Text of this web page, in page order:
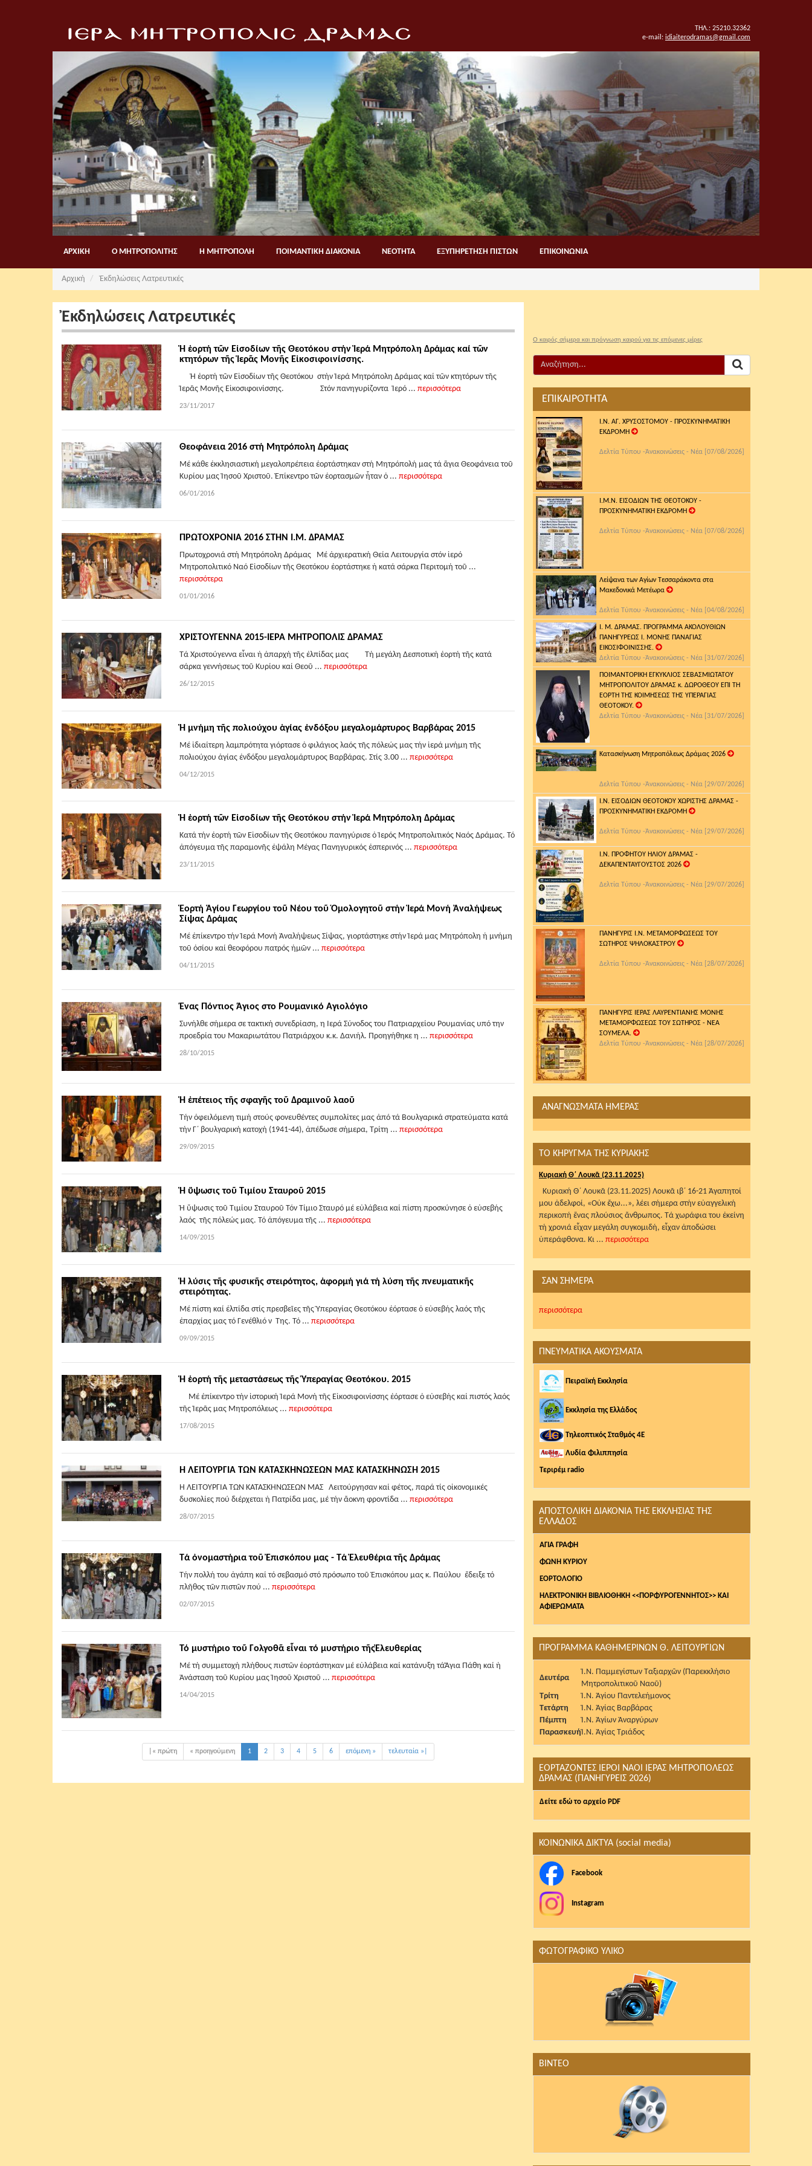
ΤΗΛ.: 25210.32362
e-mail: idiaiterodramas@gmail.com
ΑΡΧΙΚΗ Ο ΜΗΤΡΟΠΟΛΙΤΗΣ Η ΜΗΤΡΟΠΟΛΗ ΠΟΙΜΑΝΤΙΚΗ ΔΙΑΚΟΝΙΑ ΝΕΟΤΗΤΑ ΕΞΥΠΗΡΕΤΗΣΗ ΠΙΣΤΩΝ ΕΠΙΚΟΙΝΩΝΙΑ
Αρχική Ἐκδηλώσεις Λατρευτικές
Ἐκδηλώσεις Λατρευτικές
Ἡ ἑορτή τῶν Εἰσοδίων τῆς Θεοτόκου στήν Ἱερά Μητρόπολη Δράμας καί τῶν
κτητόρων τῆς Ἱερᾶς Μονῆς Εἰκοσιφοινίσσης.
Ἡ ἑορτή τῶν Εἰσοδίων τῆς Θεοτόκου στήν Ἱερά Μητρόπολη Δράμας καί τῶν κτητόρων τῆς
Ἱερᾶς Μονῆς Εἰκοσιφοινίσσης. Στόν πανηγυρίζοντα Ἱερό ... περισσότερα
23/11/2017
Θεοφάνεια 2016 στή Μητρόπολη Δράμας
Μέ κάθε ἐκκλησιαστική μεγαλοπρέπεια ἑορτάστηκαν στή Μητρόπολή μας τά ἅγια Θεοφάνεια τοῦ
Κυρίου μας Ἰησοῦ Χριστοῦ. Ἐπίκεντρο τῶν ἑορτασμῶν ἦταν ὁ ... περισσότερα
06/01/2016
ΠΡΩΤΟΧΡΟΝΙΑ 2016 ΣΤΗΝ Ι.Μ. ΔΡΑΜΑΣ
Πρωτοχρονιά στή Μητρόπολη Δράμας Μέ ἀρχιερατική Θεία Λειτουργία στόν ἱερό
Μητροπολιτικό Ναό Εἰσοδίων τῆς Θεοτόκου ἑορτάστηκε ἡ κατά σάρκα Περιτομή τοῦ ...
περισσότερα
01/01/2016
ΧΡΙΣΤΟΥΓΕΝΝΑ 2015-ΙΕΡΑ ΜΗΤΡΟΠΟΛΙΣ ΔΡΑΜΑΣ
Τά Χριστούγεννα εἶναι ἡ ἀπαρχή τῆς ἐλπίδας μας Τή μεγάλη Δεσποτική ἑορτή τῆς κατά
σάρκα γεννήσεως τοῦ Κυρίου καί Θεοῦ ... περισσότερα
26/12/2015
Ἡ μνήμη τῆς πολιούχου ἁγίας ἐνδόξου μεγαλομάρτυρος Βαρβάρας 2015
Μέ ἰδιαίτερη λαμπρότητα γιόρτασε ὁ φιλάγιος λαός τῆς πόλεώς μας τήν ἱερά μνήμη τῆς
πολιούχου ἁγίας ἐνδόξου μεγαλομάρτυρος Βαρβάρας. Στίς 3.00 ... περισσότερα
04/12/2015
Ἡ ἑορτή τῶν Εἰσοδίων τῆς Θεοτόκου στήν Ἱερά Μητρόπολη Δράμας
Κατά τήν ἑορτή τῶν Εἰσοδίων τῆς Θεοτόκου πανηγύρισε ὁ Ἱερός Μητροπολιτικός Ναός Δράμας. Τό
ἀπόγευμα τῆς παραμονῆς ἐψάλη Μέγας Πανηγυρικός ἑσπερινός ... περισσότερα
23/11/2015
Ἑορτή Ἁγίου Γεωργίου τοῦ Νέου τοῦ Ὁμολογητοῦ στήν Ἱερά Μονή Ἀναλήψεως
Σίψας Δράμας
Μέ ἐπίκεντρο τήν Ἱερά Μονή Ἀναλήψεως Σίψας, γιορτάστηκε στήν Ἱερά μας Μητρόπολη ἡ μνήμη
τοῦ ὁσίου καί θεοφόρου πατρός ἡμῶν ... περισσότερα
04/11/2015
Ένας Πόντιος Άγιος στο Ρουμανικό Αγιολόγιο
Συνήλθε σήμερα σε τακτική συνεδρίαση, η Ιερά Σύνοδος του Πατριαρχείου Ρουμανίας υπό την
προεδρία του Μακαριωτάτου Πατριάρχου κ.κ. Δανιήλ. Προηγήθηκε η ... περισσότερα
28/10/2015
Ἡ ἐπέτειος τῆς σφαγῆς τοῦ Δραμινοῦ λαοῦ
Τήν ὀφειλόμενη τιμή στούς φονευθέντες συμπολίτες μας ἀπό τά Βουλγαρικά στρατεύματα κατά
τήν Γ΄ βουλγαρική κατοχή (1941-44), ἀπέδωσε σήμερα, Τρίτη ... περισσότερα
29/09/2015
Ἡ ὕψωσις τοῦ Τιμίου Σταυροῦ 2015
Ἡ ὕψωσις τοῦ Τιμίου Σταυροῦ Τόν Τίμιο Σταυρό μέ εὐλάβεια καί πίστη προσκύνησε ὁ εὐσεβής
λαός τῆς πόλεώς μας. Τό ἀπόγευμα τῆς ... περισσότερα
14/09/2015
Ἡ λύσις τῆς φυσικῆς στειρότητος, ἀφορμή γιά τή λύση τῆς πνευματικῆς
στειρότητας.
Μέ πίστη καί ἐλπίδα στίς πρεσβεῖες τῆς Ὑπεραγίας Θεοτόκου ἑόρτασε ὁ εὐσεβής λαός τῆς
ἐπαρχίας μας τό Γενέθλιό ν Της. Τό ... περισσότερα
09/09/2015
Ἡ ἑορτή τῆς μεταστάσεως τῆς Ὑπεραγίας Θεοτόκου. 2015
Μέ ἐπίκεντρο τήν ἱστορική Ἱερά Μονή τῆς Εἰκοσιφοινίσσης ἑόρτασε ὁ εὐσεβής καί πιστός λαός
τῆς Ἱερᾶς μας Μητροπόλεως ... περισσότερα
17/08/2015
Η ΛΕΙΤΟΥΡΓΙΑ ΤΩΝ ΚΑΤΑΣΚΗΝΩΣΕΩΝ ΜΑΣ ΚΑΤΑΣΚΗΝΩΣΗ 2015
Η ΛΕΙΤΟΥΡΓΙΑ ΤΩΝ ΚΑΤΑΣΚΗΝΩΣΕΩΝ ΜΑΣ Λειτούργησαν καί φέτος, παρά τίς οἰκονομικές
δυσκολίες πού διέρχεται ἡ Πατρίδα μας, μέ τήν ἄοκνη φροντίδα ... περισσότερα
28/07/2015
Τά ὀνομαστήρια τοῦ Ἐπισκόπου μας - Τά Ἐλευθέρια τῆς Δράμας
Τήν πολλή του ἀγάπη καί τό σεβασμό στό πρόσωπο τοῦ Ἐπισκόπου μας κ. Παύλου ἔδειξε τό
πλῆθος τῶν πιστῶν πού ... περισσότερα
02/07/2015
Τό μυστήριο τοῦ Γολγοθᾶ εἶναι τό μυστήριο τῆςἘλευθερίας
Μέ τή συμμετοχή πλήθους πιστῶν ἑορτάστηκαν μέ εὐλάβεια καί κατάνυξη τάἍγια Πάθη καί ἡ
Ἀνάσταση τοῦ Κυρίου μας Ἰησοῦ Χριστοῦ ... περισσότερα
14/04/2015
|« πρώτη « προηγούμενη 1 2 3 4 5 6 επόμενη » τελευταία »|
Ο καιρός σήμερα και πρόγνωση καιρού για τις επόμενες μέρες
ΕΠΙΚΑΙΡΟΤΗΤΑ
Ι.Ν. ΑΓ. ΧΡΥΣΟΣΤΟΜΟΥ - ΠΡΟΣΚΥΝΗΜΑΤΙΚΗ
ΕΚΔΡΟΜΗ
Δελτία Τύπου -Ἀνακοινώσεις - Νέα [07/08/2026]
Ι.Μ.Ν. ΕΙΣΟΔΙΩΝ ΤΗΣ ΘΕΟΤΟΚΟΥ -
ΠΡΟΣΚΥΝΗΜΑΤΙΚΗ ΕΚΔΡΟΜΗ
Δελτία Τύπου -Ἀνακοινώσεις - Νέα [07/08/2026]
Λείψανα των Αγίων Τεσσαράκοντα στα
Μακεδονικά Μετέωρα
Δελτία Τύπου -Ἀνακοινώσεις - Νέα [04/08/2026]
Ι. Μ. ΔΡΑΜΑΣ. ΠΡΟΓΡΑΜΜΑ ΑΚΟΛΟΥΘΙΩΝ
ΠΑΝΗΓΥΡΕΩΣ Ι. ΜΟΝΗΣ ΠΑΝΑΓΙΑΣ
ΕΙΚΟΣΙΦΟΙΝΙΣΣΗΣ.
Δελτία Τύπου -Ἀνακοινώσεις - Νέα [31/07/2026]
ΠΟΙΜΑΝΤΟΡΙΚΗ ΕΓΚΥΚΛΙΟΣ ΣΕΒΑΣΜΙΩΤΑΤΟΥ
ΜΗΤΡΟΠΟΛΙΤΟΥ ΔΡΑΜΑΣ κ. ΔΩΡΟΘΕΟΥ ΕΠΙ ΤΗ
ΕΟΡΤΗ ΤΗΣ ΚΟΙΜΗΣΕΩΣ ΤΗΣ ΥΠΕΡΑΓΙΑΣ
ΘΕΟΤΟΚΟΥ.
Δελτία Τύπου -Ἀνακοινώσεις - Νέα [31/07/2026]
Κατασκήνωση Μητροπόλεως Δράμας 2026
Δελτία Τύπου -Ἀνακοινώσεις - Νέα [29/07/2026]
Ι.Ν. ΕΙΣΟΔΙΩΝ ΘΕΟΤΟΚΟΥ ΧΩΡΙΣΤΗΣ ΔΡΑΜΑΣ -
ΠΡΟΣΚΥΝΗΜΑΤΙΚΗ ΕΚΔΡΟΜΗ
Δελτία Τύπου -Ἀνακοινώσεις - Νέα [29/07/2026]
Ι.Ν. ΠΡΟΦΗΤΟΥ ΗΛΙΟΥ ΔΡΑΜΑΣ -
ΔΕΚΑΠΕΝΤΑΥΓΟΥΣΤΟΣ 2026
Δελτία Τύπου -Ἀνακοινώσεις - Νέα [29/07/2026]
ΠΑΝΗΓΥΡΙΣ Ι.Ν. ΜΕΤΑΜΟΡΦΩΣΕΩΣ ΤΟΥ
ΣΩΤΗΡΟΣ ΨΗΛΟΚΑΣΤΡΟΥ
Δελτία Τύπου -Ἀνακοινώσεις - Νέα [28/07/2026]
ΠΑΝΗΓΥΡΙΣ ΙΕΡΑΣ ΛΑΥΡΕΝΤΙΑΝΗΣ ΜΟΝΗΣ
ΜΕΤΑΜΟΡΦΩΣΕΩΣ ΤΟΥ ΣΩΤΗΡΟΣ - ΝΕΑ
ΣΟΥΜΕΛΑ.
Δελτία Τύπου -Ἀνακοινώσεις - Νέα [28/07/2026]
ΑΝΑΓΝΩΣΜΑΤΑ ΗΜΕΡΑΣ
ΤΟ ΚΗΡΥΓΜΑ ΤΗΣ ΚΥΡΙΑΚΗΣ
Κυριακή Θ΄ Λουκᾶ (23.11.2025)
Κυριακή Θ΄ Λουκᾶ (23.11.2025) Λουκᾶ ιβ΄ 16-21 Ἀγαπητοί
μου ἀδελφοί, «Οὐκ ἔχω...», λέει σήμερα στήν εὐαγγελική
περικοπή ἕνας πλούσιος ἄνθρωπος. Τά χωράφια του ἐκείνη
τή χρονιά εἶχαν μεγάλη συγκομιδή, εἶχαν ἀποδώσει
ὑπεράφθονα. Κι ... περισσότερα
ΣΑΝ ΣΗΜΕΡΑ
περισσότερα
ΠΝΕΥΜΑΤΙΚΑ ΑΚΟΥΣΜΑΤΑ
Πειραϊκή Εκκλησία
Εκκλησία της Ελλάδος
Τηλεοπτικός Σταθμός 4Ε
Λυδία Φιλιππησία
Τεριρέμ radio
ΑΠΟΣΤΟΛΙΚΗ ΔΙΑΚΟΝΙΑ ΤΗΣ ΕΚΚΛΗΣΙΑΣ ΤΗΣ
ΕΛΛΑΔΟΣ
AΓΙΑ ΓΡΑΦΗ
ΦΩΝΗ ΚΥΡΙΟΥ
ΕΟΡΤΟΛΟΓΙΟ
ΗΛΕΚΤΡΟΝΙΚΗ ΒΙΒΛΙΟΘΗΚΗ <<ΠΟΡΦΥΡΟΓΕΝΝΗΤΟΣ>> ΚΑΙ
ΑΦΙΕΡΩΜΑΤΑ
ΠΡΟΓΡΑΜΜΑ ΚΑΘΗΜΕΡΙΝΩΝ Θ. ΛΕΙΤΟΥΡΓΙΩΝ
Δευτέρα
Ἱ.Ν. Παμμεγίστων Ταξιαρχῶν (Παρεκκλήσιο
Μητροπολιτικοῦ Ναοῦ)
Τρίτη
Ἱ.Ν. Ἁγίου Παντελεήμονος
Τετάρτη
Ἱ.Ν. Ἁγίας Βαρβάρας
Πέμπτη
Ἱ.Ν. Ἁγίων Ἀναργύρων
ΠαρασκευήἹ.Ν. Ἁγίας Τριάδος
ΕΟΡΤΑΖΟΝΤΕΣ ΙΕΡΟΙ ΝΑΟΙ ΙΕΡΑΣ ΜΗΤΡΟΠΟΛΕΩΣ
ΔΡΑΜΑΣ (ΠΑΝΗΓΥΡΕΙΣ 2026)
Δείτε εδώ το αρχείο PDF
ΚΟΙΝΩΝΙΚΑ ΔΙΚΤΥΑ (social media)
Facebook
Instagram
ΦΩΤΟΓΡΑΦΙΚΟ ΥΛΙΚΟ
ΒΙΝΤΕΟ